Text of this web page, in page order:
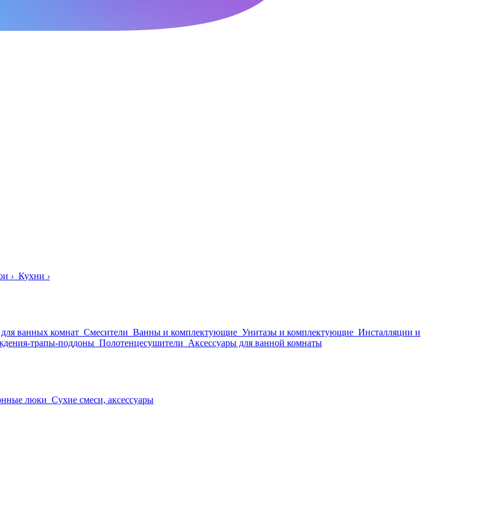
› Кухни ›
ванных комнат Смесители Ванны и комплектующие Унитазы и комплектующие Инсталляции и
трапы-поддоны Полотенцесушители Аксессуары для ванной комнаты
люки Сухие смеси, аксессуары